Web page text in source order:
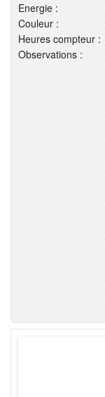
Energie :
Couleur :
Heures compteur :
Observations :